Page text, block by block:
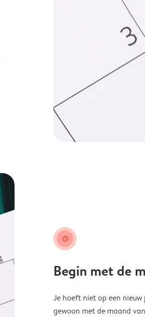
clock
Begin met de
Je hoeft niet op een
gewoon met de maand